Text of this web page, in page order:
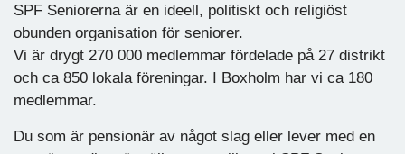
SPF Seniorerna är en ideell, politiskt och religiöst
obunden organisation för seniorer.
Vi är drygt 270 000 medlemmar fördelade på 27 distrikt
och ca 850 lokala föreningar. I Boxholm har vi ca 180
medlemmar.
Du som är pensionär av något slag eller lever med en